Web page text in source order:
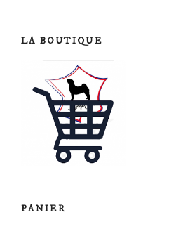
LA BOUTIQUE
PANIER